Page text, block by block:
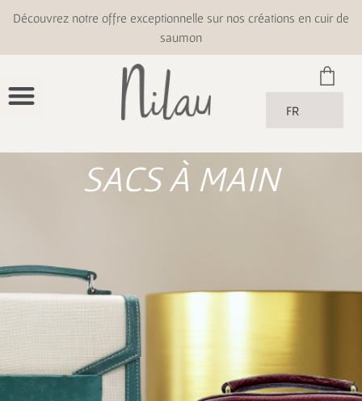
Découvrez notre offre exceptionnelle sur nos créations en cuir de
saumon
FR
SACS À MAIN